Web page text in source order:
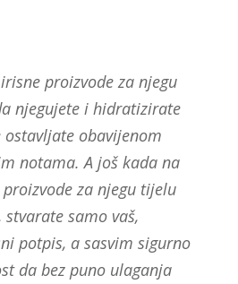
proizvode za njegu
njegujete i hidratizirate
ostavljate obavijenom
notama. A još kada na
za njegu tijelu
samo vaš,
potpis, a sasvim sigurno
da bez puno ulaganja